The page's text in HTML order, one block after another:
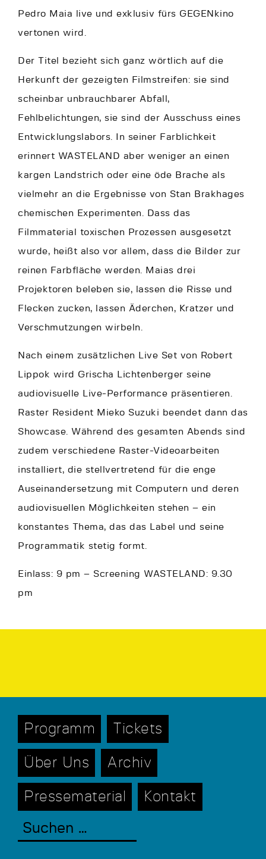
Pedro Maia live und exklusiv fürs GEGENkino
vertonen wird.
Der Titel bezieht sich ganz wörtlich auf die
Herkunft der gezeigten Filmstreifen: sie sind
scheinbar unbrauchbarer Abfall,
Fehlbelichtungen, sie sind der Ausschuss eines
Entwicklungslabors. In seiner Farblichkeit
erinnert WASTELAND aber weniger an einen
kargen Landstrich oder eine öde Brache als
vielmehr an die Ergebnisse von Stan Brakhages
chemischen Experimenten. Dass das
Filmmaterial toxischen Prozessen ausgesetzt
wurde, heißt also vor allem, dass die Bilder zur
reinen Farbfläche werden. Maias drei
Projektoren beleben sie, lassen die Risse und
Flecken zucken, lassen Äderchen, Kratzer und
Verschmutzungen wirbeln.
Nach einem zusätzlichen Live Set von Robert
Lippok wird Grischa Lichtenberger seine
audiovisuelle Live-Performance präsentieren.
Raster Resident Mieko Suzuki beendet dann das
Showcase. Während des gesamten Abends sind
zudem verschiedene Raster-Videoarbeiten
installiert, die stellvertretend für die enge
Auseinandersetzung mit Computern und deren
audiovisuellen Möglichkeiten stehen – ein
konstantes Thema, das das Label und seine
Programmatik stetig formt.
Einlass: 9 pm – Screening WASTELAND: 9.30
pm
Programm Tickets
Über Uns Archiv
Pressematerial Kontakt